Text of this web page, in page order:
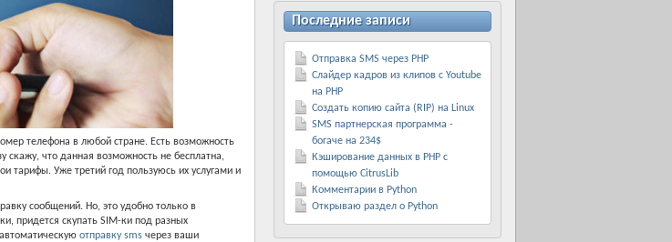
телефона в любой стране. Есть возможность
скажу, что данная возможность не бесплатна,
тарифы. Уже третий год пользуюсь их услугами и
сообщений. Но, это удобно только в
придется скупать SIM-ки под разных
отправку sms через ваши
Последние записи
Отправка SMS через PHP
Слайдер кадров из клипов с Youtube
на PHP
Создать копию сайта (RIP) на Linux
SMS партнерская программа -
богаче на 234$
Кэширование данных в PHP с
помощью CitrusLib
Комментарии в Python
Открываю раздел о Python